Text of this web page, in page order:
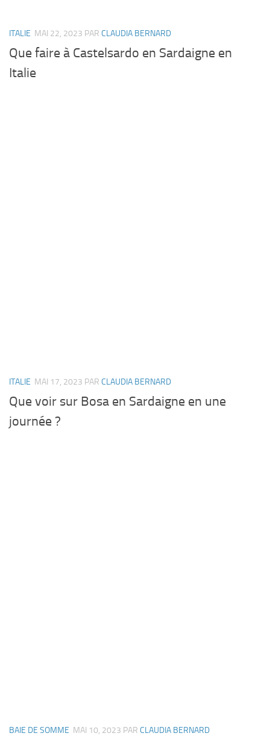
ITALIE MAI 22, 2023 PAR CLAUDIA BERNARD
Que faire à Castelsardo en Sardaigne en
Italie
ITALIE MAI 17, 2023 PAR CLAUDIA BERNARD
Que voir sur Bosa en Sardaigne en une
journée ?
BAIE DE SOMME MAI 10, 2023 PAR CLAUDIA BERNARD